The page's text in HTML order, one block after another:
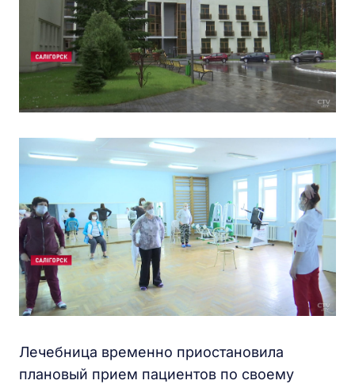
Лечебница временно приостановила
плановый прием пациентов по своему